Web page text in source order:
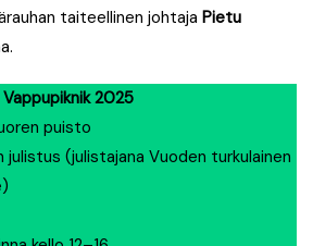
taiteellinen johtaja Pietu
Vappupiknik 2025
puisto
julistus (julistajana Vuoden turkulainen